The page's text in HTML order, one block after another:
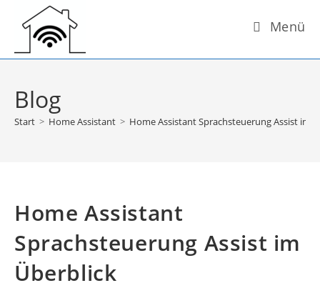
Inhalt
springen
Menü
Blog
Start > Home Assistant > Home Assistant Sprachsteuerung Assist im
Home Assistant
Sprachsteuerung Assist im
Überblick